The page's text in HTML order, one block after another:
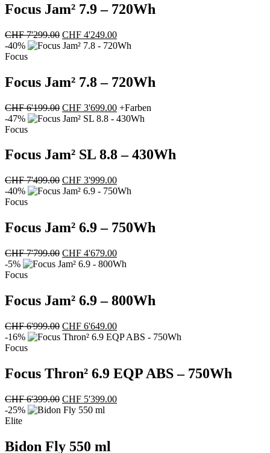
Focus Jam² 7.9 – 720Wh
CHF7'299.00 Ursprünglicher
Preis
CHF 4'249.00Aktueller
Preis
-40%
Focus
Focus Jam² 7.8 – 720Wh
CHF6'199.00 Ursprünglicher
Preis
CHF 3'699.00Aktueller
Preis
+Farben
-47%
Focus
Focus Jam² SL 8.8 – 430Wh
CHF7'499.00 Ursprünglicher
Preis
CHF 3'999.00Aktueller
Preis
-40%
Focus
Focus Jam² 6.9 – 750Wh
CHF7'799.00 Ursprünglicher
Preis
CHF 4'679.00Aktueller
Preis
-5%
Focus
Focus Jam² 6.9 – 800Wh
CHF6'999.00 Ursprünglicher
Preis
CHF 6'649.00Aktueller
Preis
-16%
Focus
Focus Thron² 6.9 EQP ABS – 750Wh
CHF6'399.00 Ursprünglicher
Preis
CHF 5'399.00Aktueller
-25%
Elite
Bidon Fly 550 ml